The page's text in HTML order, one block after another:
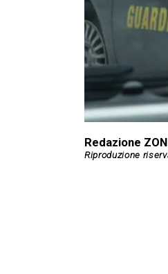
Redazione ZON